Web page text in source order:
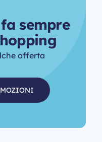
fa sempre
opping
offerta